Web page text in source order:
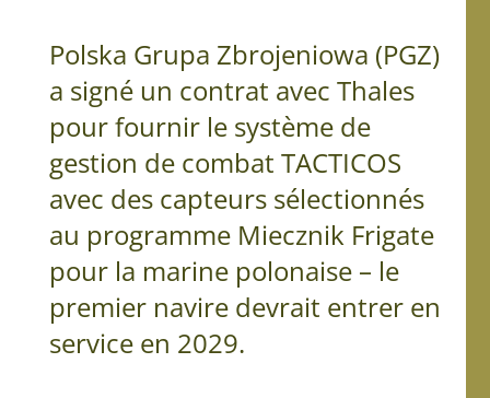
Polska Grupa Zbrojeniowa (PGZ)
a signé un contrat avec Thales
pour fournir le système de
gestion de combat TACTICOS
avec des capteurs sélectionnés
au programme Miecznik Frigate
pour la marine polonaise – le
premier navire devrait entrer en
service en 2029.